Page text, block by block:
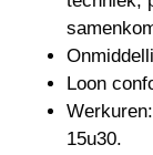
Loon
15u30.